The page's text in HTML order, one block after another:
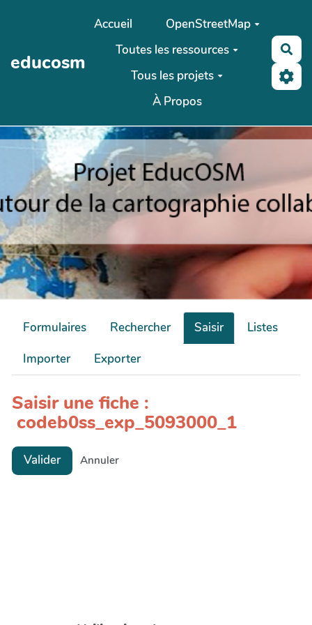
Aller au contenu principal
educosm
Accueil
OpenStreetMap
Toutes les ressources
Tous les projets
À Propos
Formulaires Rechercher Saisir
Listes
Importer
Exporter
Saisir une fiche :
codeb0ss_exp_5093000_1
Valider Annuler